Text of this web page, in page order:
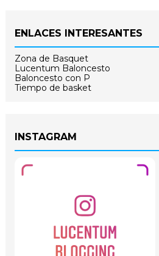
ENLACES INTERESANTES
Zona de Basquet
Lucentum Baloncesto
Baloncesto con P
Tiempo de basket
INSTAGRAM